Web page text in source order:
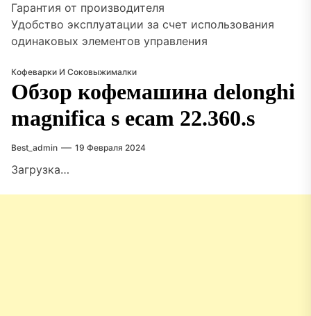
Гарантия от производителя
Удобство эксплуатации за счет использования
одинаковых элементов управления
Кофеварки И Соковыжималки
Обзор кофемашина delonghi
magnifica s ecam 22.360.s
Best_admin 19 Февраля 2024
Загрузка…